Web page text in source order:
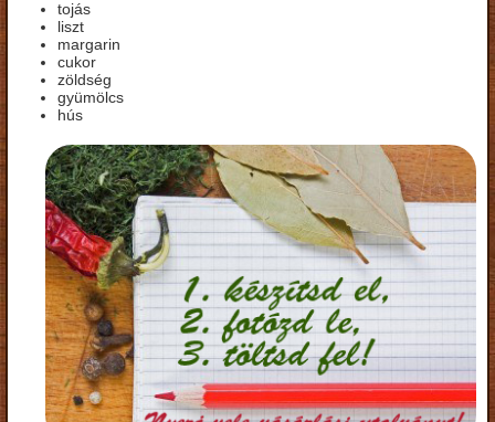
tojás
liszt
margarin
cukor
zöldség
gyümölcs
hús